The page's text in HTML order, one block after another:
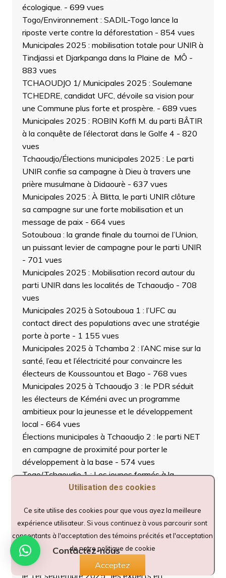
écologique. - 699 vues
Togo/Environnement : SADIL-Togo lance la
riposte verte contre la déforestation - 854 vues
Municipales 2025 : mobilisation totale pour UNIR à
Tindjassi et Djarkpanga dans la Plaine de MÔ -
883 vues
TCHAOUDJO 1/ Municipales 2025 : Soulemane
TCHEDRE, candidat UFC, dévoile sa vision pour
une Commune plus forte et prospère. - 689 vues
Municipales 2025 : ROBIN Koffi M. du parti BÂTIR
à la conquête de l’électorat dans le Golfe 4 - 820
vues
Tchaoudjo/Élections municipales 2025 : Le parti
UNIR confie sa campagne à Dieu à travers une
prière musulmane à Didaourè - 637 vues
Municipales 2025 : À Blitta, le parti UNIR clôture
sa campagne sur une forte mobilisation et un
message de paix - 664 vues
Sotouboua : la grande finale du tournoi de l’Union,
un puissant levier de campagne pour le parti UNIR
- 701 vues
Municipales 2025 : Mobilisation record autour du
parti UNIR dans les localités de Tchaoudjo - 708
vues
Municipales 2025 à Sotouboua 1 : l’UFC au
contact direct des populations avec une stratégie
porte à porte - 1 155 vues
Municipales 2025 à Tchamba 2 : l’ANC mise sur la
santé, l’eau et l’électricité pour convaincre les
électeurs de Koussountou et Bago - 768 vues
Municipales 2025 à Tchaoudjo 3 : le PDR séduit
les électeurs de Kéméni avec un programme
ambitieux pour la jeunesse et le développement
local - 664 vues
Élections municipales à Tchaoudjo 2 : le parti NET
en campagne de proximité pour porter le
développement à la base - 574 vues
Togo/Tchaoudjo 1 : Les jeunes formés à la
méthodologie “Young Citizen Score Card” pour
UNIR en démonstration de force à Tchaoudjo : Le
ministre Katari Foli Bazi en chef d’orchestre-
1 026 vues
Le Togo se prépare à introduire le vaccin contre le
paludisme chez les enfants de moins d’un an dès
le 1er septembre 2025 : les experts en
Utilisation des cookies
Ce site utilise des cookies pour que vous ayez la meilleure
expérience utilisateur. Si vous continuez à vous parcourir sont
consentants à l'acceptation des témoins précités et l'acceptation
de notre politique de cookie
Acceptez
Contactez-nous